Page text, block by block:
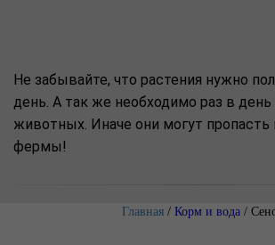
Не забывайте, что растения нужно
день. А так же необходимо раз в
животных. Иначе они могут пропасть
фермы!
Главная/ Корм и вода/